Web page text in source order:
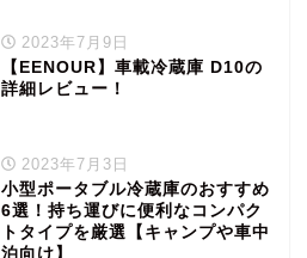
2023年7月9日
【EENOUR】車載冷蔵庫 D10の
詳細レビュー！
2023年7月3日
小型ポータブル冷蔵庫のおすすめ
6選！持ち運びに便利なコンパク
トタイプを厳選【キャンプや車中
泊向け】